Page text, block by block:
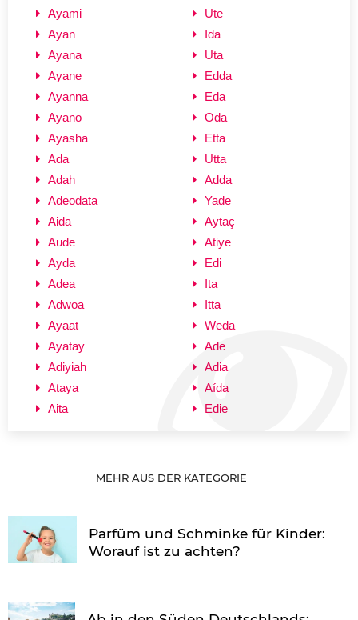
Ayami
Ayan
Ayana
Ayane
Ayanna
Ayano
Ayasha
Ada
Adah
Adeodata
Aida
Aude
Ayda
Adea
Adwoa
Ayaat
Ayatay
Adiyiah
Ataya
Aita
Ute
Ida
Uta
Edda
Eda
Oda
Etta
Utta
Adda
Yade
Aytaç
Atiye
Edi
Ita
Itta
Weda
Ade
Adia
Aída
Edie
MEHR AUS DER KATEGORIE
Parfüm und Schminke für Kinder:
Worauf ist zu achten?